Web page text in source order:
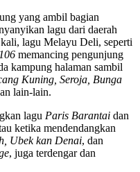
yang ambil bagian
lagu dari daerah
lagu Melayu Deli, seperti
memancing pengunjung
kampung halaman sambil
Kuning, Seroja, Bunga
lain-lain.
lagu Paris Barantai dan
ketika mendendangkan
Ubek kan Denai, dan
, juga terdengar dan